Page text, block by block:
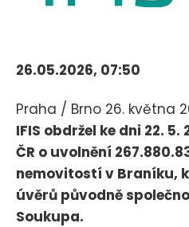
26.05.2026, 07:50
Praha / Brno 26. května
IFIS obdržel ke dni 22.
ČR o uvolnění
nemovitostí v Braníku,
úvěrů původně
Soukupa.